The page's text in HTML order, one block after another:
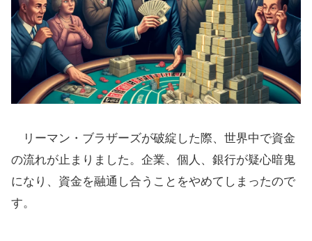
リーマン・ブラザーズが破綻した際、世界中で資金
の流れが止まりました。企業、個人、銀行が疑心暗鬼
になり、資金を融通し合うことをやめてしまったので
す。